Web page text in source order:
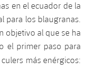
en el ecuador de la
para los blaugranas.
objetivo al que se ha
el primer paso para
más enérgicos: